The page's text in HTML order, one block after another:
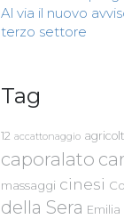
Al via il nuovo
terzo settore
Tag
12 accattonaggio
caporalato
massaggi cinesi
della Sera Emilia